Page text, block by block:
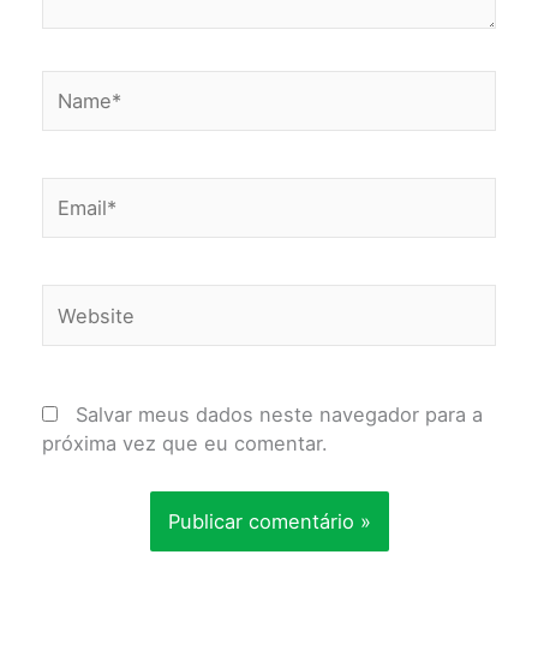
Salvar meus dados neste navegador para a
próxima vez que eu comentar.